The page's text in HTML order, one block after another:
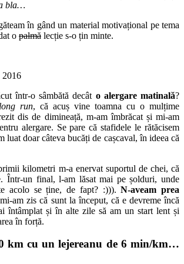
bla…
în gând un material motivațional pe tema
o palmă lecție s-o țin minte.
2016
într-o sâmbătă decât o alergare matinală?
long run, că acuș vine toamna cu o mulțime
dis de dimineață, m-am îmbrăcat și mi-am
alergare. Se pare că stafidele le rătăcisem
luat doar câteva bucăți de cașcaval, în ideea că
kilometri m-a enervat suportul de chei, că
Într-un final, l-am lăsat mai pe șolduri, unde
acolo se ține, de fapt? :))).N-aveam prea
am zis că sunt la început, că e devreme încă
întâmplat și în alte zile să am un start lent și
în forță.
km cu un lejereanu de 6 min/km…